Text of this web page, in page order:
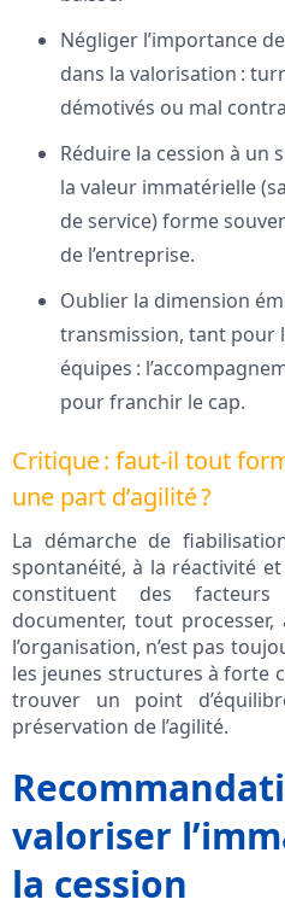
Négliger l’importance
dans la valorisation :
démotivés ou mal
Réduire la cession à un
la valeur immatérielle
de service) forme
de l’entreprise.
Oublier la dimension
transmission, tant pour
équipes :
pour franchir le cap.
Critique : faut-il tout
une part d’agilité ?
La démarche de
spontanéité, à la réactivité
constituent des
documenter, tout
l’organisation, n’est pas
les jeunes structures à forte
trouver un point
préservation de l’agilité.
valoriser
la cession